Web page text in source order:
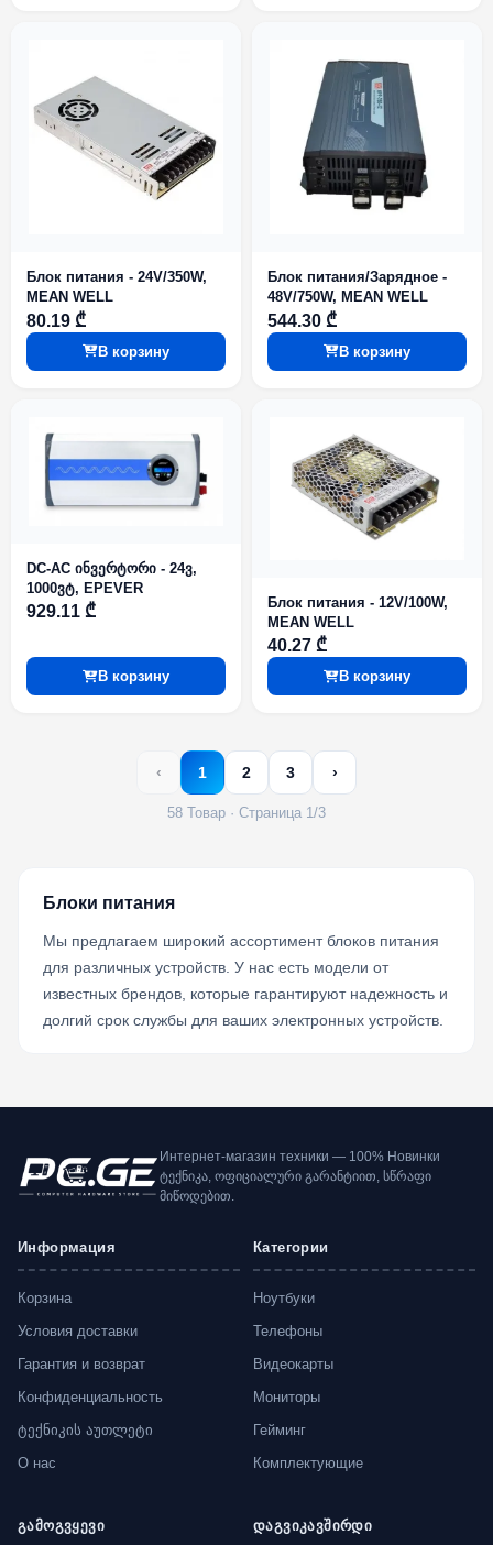
Блок питания - 24V/350W,
MEAN WELL
80.19 ₾
В корзину
Блок питания/Зарядное -
48V/750W, MEAN WELL
544.30 ₾
В корзину
DC-AC ინვერტორი - 24ვ,
1000ვტ, EPEVER
929.11 ₾
В корзину
Блок питания - 12V/100W,
MEAN WELL
40.27 ₾
В корзину
‹ 1 2 3 ›
58 Товар · Страница 1/3
Блоки питания
Мы предлагаем широкий ассортимент блоков питания
для различных устройств. У нас есть модели от
известных брендов, которые гарантируют надежность и
долгий срок службы для ваших электронных устройств.
Интернет-магазин техники — 100% Новинки
ტექნიკა, ოფიციალური გარანტიით, სწრაფი
მიწოდებით.
Информация
Корзина
Условия доставки
Гарантия и возврат
Конфиденциальность
ტექნიკის აუთლეტი
О нас
Категории
Ноутбуки
Телефоны
Видеокарты
Мониторы
Гейминг
Комплектующие
გამოგვყევი დაგვიკავშირდი